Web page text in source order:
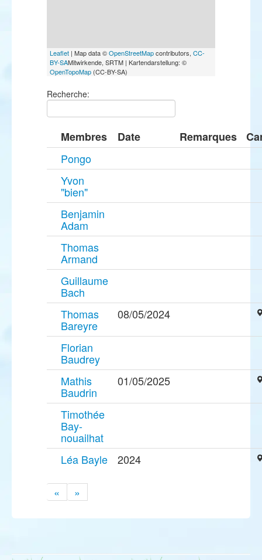
Leaflet | Map data ©OpenStreetMapcontributors, CC-
BY-SAMitwirkende, SRTM | Kartendarstellung: ©
OpenTopoMap (CC-BY-SA)
Recherche:
Membres Date Remarques
Pongo
Yvon
"bien"
Benjamin
Adam
Thomas
Armand
Guillaume
Bach
Thomas
Bareyre
08/05/2024
Florian
Baudrey
Mathis
Baudrin
01/05/2025
Timothée
Bay-
nouailhat
Léa Bayle
2024
« »